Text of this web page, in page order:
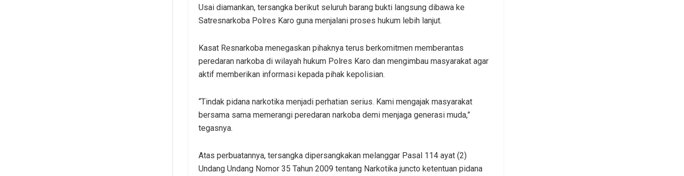
Usai diamankan, tersangka berikut seluruh barang bukti langsung dibawa ke
Satresnarkoba Polres Karo guna menjalani proses hukum lebih lanjut.
Kasat Resnarkoba menegaskan pihaknya terus berkomitmen memberantas
peredaran narkoba di wilayah hukum Polres Karo dan mengimbau masyarakat agar
aktif memberikan informasi kepada pihak kepolisian.
“Tindak pidana narkotika menjadi perhatian serius. Kami mengajak masyarakat
bersama sama memerangi peredaran narkoba demi menjaga generasi muda,”
tegasnya.
Atas perbuatannya, tersangka dipersangkakan melanggar Pasal 114 ayat (2)
Undang Undang Nomor 35 Tahun 2009 tentang Narkotika juncto ketentuan pidana